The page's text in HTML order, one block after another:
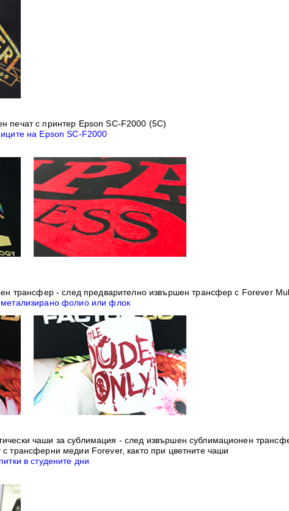
печат с принтер Epson SC-F2000 (5C)
на Epson SC-F2000
трансфер- след предварително извършен трансфер с Forever
фолио или флок
чаши за сублимация - след извършен сублимационен
трансферни медии Forever, както при цветните чаши
в студените дни